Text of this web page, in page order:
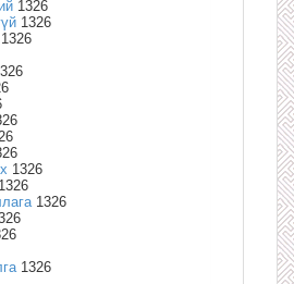
1326
1326
1326
1326
1326
1326
1326